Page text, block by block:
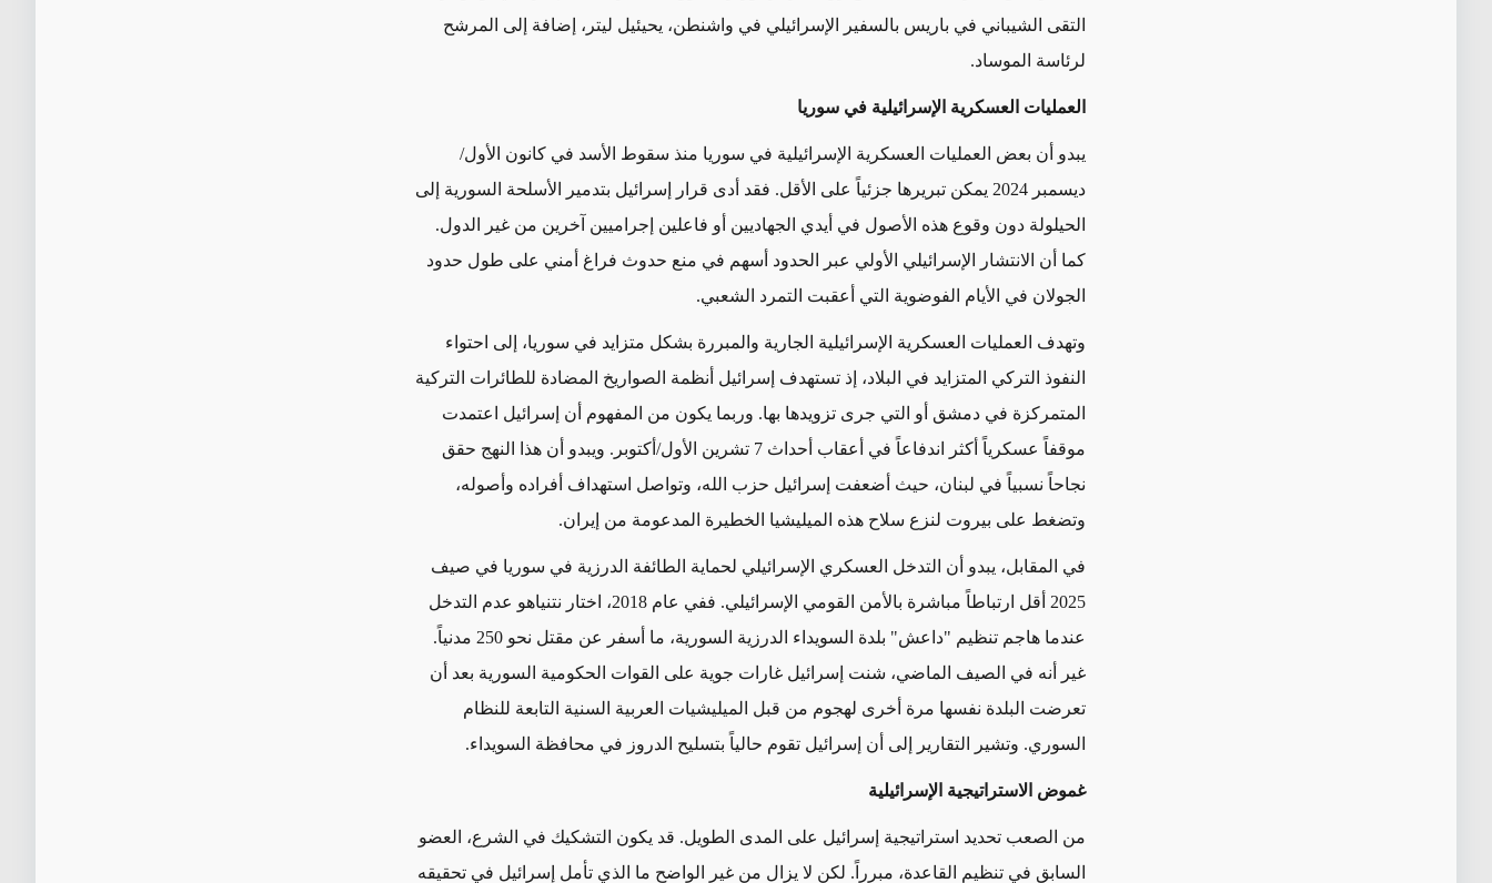
التقى الشيباني في باريس بالسفير الإسرائيلي في واشنطن، يحيئيل ليتر، إضافة إلى المرشح
لرئاسة الموساد.
العمليات العسكرية الإسرائيلية في سوريا
يبدو أن بعض العمليات العسكرية الإسرائيلية في سوريا منذ سقوط الأسد في كانون الأول/
ديسمبر 2024 يمكن تبريرها جزئياً على الأقل. فقد أدى قرار إسرائيل بتدمير الأسلحة السورية إلى
الحيلولة دون وقوع هذه الأصول في أيدي الجهاديين أو فاعلين إجراميين آخرين من غير الدول.
كما أن الانتشار الإسرائيلي الأولي عبر الحدود أسهم في منع حدوث فراغ أمني على طول حدود
الجولان في الأيام الفوضوية التي أعقبت التمرد الشعبي.
وتهدف العمليات العسكرية الإسرائيلية الجارية والمبررة بشكل متزايد في سوريا، إلى احتواء
النفوذ التركي المتزايد في البلاد، إذ تستهدف إسرائيل أنظمة الصواريخ المضادة للطائرات التركية
المتمركزة في دمشق أو التي جرى تزويدها بها. وربما يكون من المفهوم أن إسرائيل اعتمدت
موقفاً عسكرياً أكثر اندفاعاً في أعقاب أحداث 7 تشرين الأول/أكتوبر. ويبدو أن هذا النهج حقق
نجاحاً نسبياً في لبنان، حيث أضعفت إسرائيل حزب الله، وتواصل استهداف أفراده وأصوله،
وتضغط على بيروت لنزع سلاح هذه الميليشيا الخطيرة المدعومة من إيران.
في المقابل، يبدو أن التدخل العسكري الإسرائيلي لحماية الطائفة الدرزية في سوريا في صيف
2025 أقل ارتباطاً مباشرة بالأمن القومي الإسرائيلي. ففي عام 2018، اختار نتنياهو عدم التدخل
عندما هاجم تنظيم "داعش" بلدة السويداء الدرزية السورية، ما أسفر عن مقتل نحو 250 مدنياً.
غير أنه في الصيف الماضي، شنت إسرائيل غارات جوية على القوات الحكومية السورية بعد أن
تعرضت البلدة نفسها مرة أخرى لهجوم من قبل الميليشيات العربية السنية التابعة للنظام
السوري. وتشير التقارير إلى أن إسرائيل تقوم حالياً بتسليح الدروز في محافظة السويداء.
غموض الاستراتيجية الإسرائيلية
من الصعب تحديد استراتيجية إسرائيل على المدى الطويل. قد يكون التشكيك في الشرع، العضو
السابق في تنظيم القاعدة، مبرراً. لكن لا يزال من غير الواضح ما الذي تأمل إسرائيل في تحقيقه